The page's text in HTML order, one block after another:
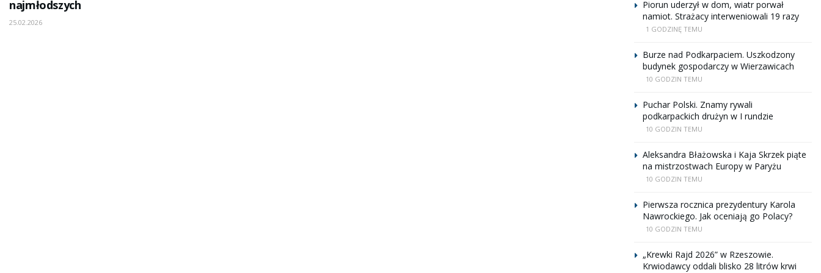
najmłodszych
25.02.2026
Piorun uderzył w dom, wiatr porwał
namiot. Strażacy interweniowali 19 razy
1 GODZINĘ TEMU
Burze nad Podkarpaciem. Uszkodzony
budynek gospodarczy w Wierzawicach
10 GODZIN TEMU
Puchar Polski. Znamy rywali
podkarpackich drużyn w I rundzie
10 GODZIN TEMU
Aleksandra Błażowska i Kaja Skrzek piąte
na mistrzostwach Europy w Paryżu
10 GODZIN TEMU
Pierwsza rocznica prezydentury Karola
Nawrockiego. Jak oceniają go Polacy?
10 GODZIN TEMU
„Krewki Rajd 2026” w Rzeszowie.
Krwiodawcy oddali blisko 28 litrów krwi